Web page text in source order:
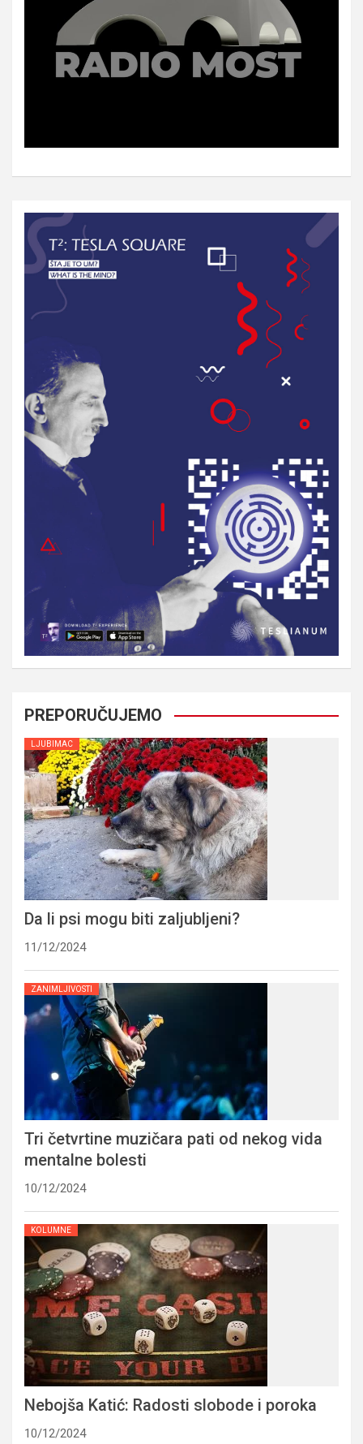
PREPORUČUJEMO
LJUBIMAC
Da li psi mogu biti zaljubljeni?
11/12/2024
ZANIMLJIVOSTI
Tri četvrtine muzičara pati od nekog vida
mentalne bolesti
10/12/2024
KOLUMNE
Nebojša Katić: Radosti slobode i poroka
10/12/2024